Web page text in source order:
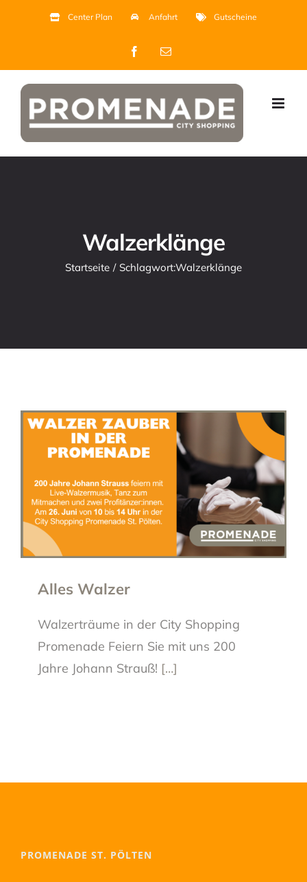
Center Plan Anfahrt Gutscheine
Facebook
E-
Walzerklänge
Startseite Schlagwort:Walzerklänge
Alles Walzer
Alles Walzer
Walzerträume in der City Shopping
Promenade Feiern Sie mit uns 200
Jahre Johann Strauß! […]
PROMENADE ST. PÖLTEN